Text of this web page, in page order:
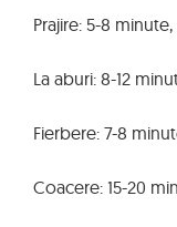
Prajire: 5-8
La aburi: 8-12
Fierbere: 7-8
Coacere: 15-20